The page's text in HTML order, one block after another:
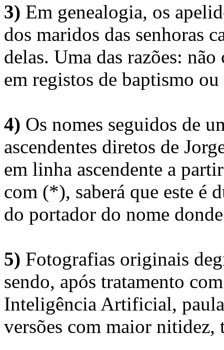
3) Em genealogia, os
dos maridos das senhoras
delas. Uma das razões:
em registos de baptismo
4) Os nomes seguidos de
ascendentes diretos de
em linha ascendente a
com (*), saberá que este é
do portador do nome
5) Fotografias originais
sendo, após tratamento
Inteligência Artificial,
versões com maior nitidez,